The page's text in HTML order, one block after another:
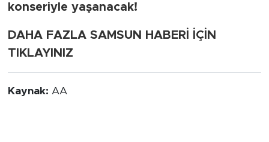
konseriyle yaşanacak!
DAHA FAZLA SAMSUN HABERİ İÇİN
TIKLAYINIZ
Kaynak: AA